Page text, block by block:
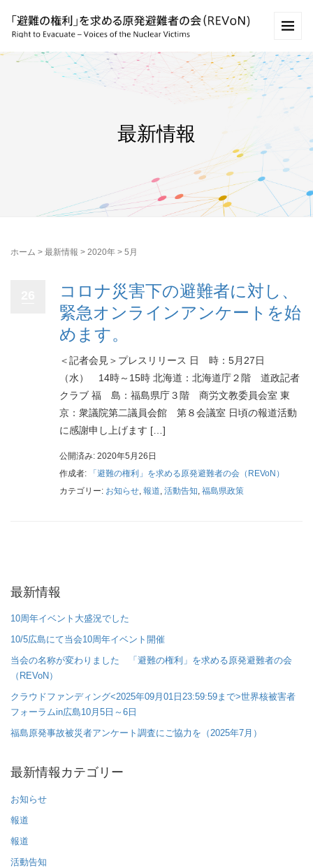
最新情報
ホーム > 最新情報 > 2020年 > 5月
コロナ災害下の避難者に対し、
緊急オンラインアンケートを始
めます。
＜記者会見＞プレスリリース 日 時：5月27日
（水） 14時～15時 北海道：北海道庁２階 道政記者
クラブ 福 島：福島県庁３階 商労文教委員会室 東
京：衆議院第二議員会館 第８会議室 日頃の報道活動
に感謝申し上げます […]
公開済み: 2020年5月26日
作成者:
「避難の権利」を求める原発避難者の会（REVoN）
カテゴリー: お知らせ 報道 活動告知 福島県政策
最新情報
10周年イベント大盛況でした
10/5広島にて当会10周年イベント開催
当会の名称が変わりました 「避難の権利」を求める原発避難者の会
（REVoN）
クラウドファンディング<2025年09月01日23:59:59まで>世界核被害者
フォーラムin広島10月5日～6日
福島原発事故被災者アンケート調査にご協力を（2025年7月）
最新情報カテゴリー
お知らせ
報道
報道
活動告知